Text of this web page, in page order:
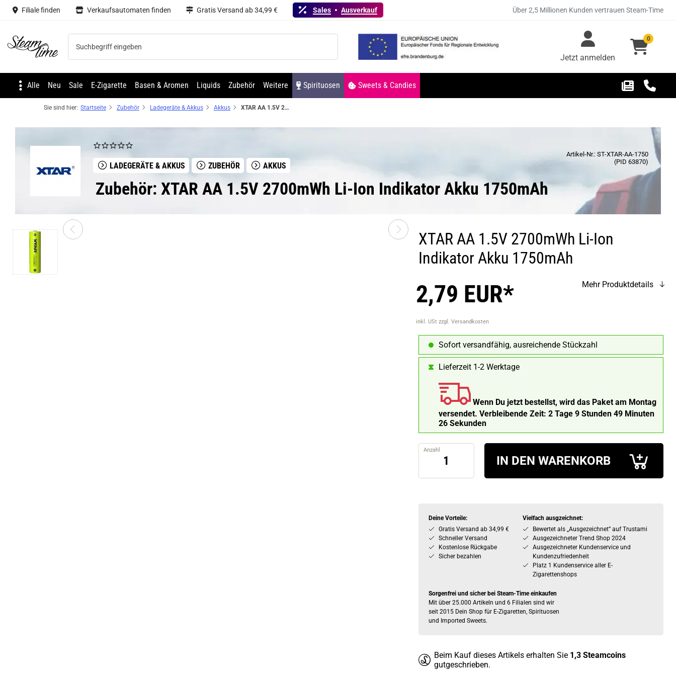
Filiale finden Verkaufsautomaten finden Gratis Versand ab 34,99 € Sales Ausverkauf Über 2,5 Millionen Kunden vertrauen Steam-Time
Steam time Jetzt anmelden
0
Alle Neu Sale E-Zigarette Basen & Aromen Liquids Zubehör Weitere Spirituosen Sweets & Candies
Sie sind hier: Startseite Zubehör Ladegeräte & Akkus Akkus XTAR AA 1.5V 2700mWh Li-Ion Indikator Akku 1750mAh
LADEGERÄTE & AKKUS ZUBEHÖR AKKUS
Artikel-Nr.: ST-XTAR-AA-1750
(PID 63870)
Zubehör: XTAR AA 1.5V 2700mWh Li-Ion Indikator Akku 1750mAh
XTAR AA 1.5V 2700mWh Li-Ion
Indikator Akku 1750mAh
2,79 EUR*
inkl. USt zzgl. Versandkosten
Mehr Produktdetails
Sofort versandfähig, ausreichende Stückzahl
Lieferzeit 1-2 Werktage
Wenn Du jetzt bestellst, wird das Paket am Montag
versendet. Verbleibende Zeit: 2 Tage 9 Stunden 49 Minuten
25 Sekunden
Anzahl
IN DEN WARENKORB
Deine Vorteile:
Gratis Versand ab 34,99 €
Schneller Versand
Kostenlose Rückgabe
Sicher bezahlen
Vielfach ausgzeichnet:
Bewertet als „Ausgezeichnet” auf Trustami
Ausgezeichneter Trend Shop 2024
Ausgezeichneter Kundenservice und
Kundenzufriedenheit
Platz 1 Kundenservice aller E-
Zigarettenshops
Sorgenfrei und sicher bei Steam-Time einkaufen
Mit über 25.000 Artikeln und 6 Filialen sind wir
seit 2015 Dein Shop für E-Zigaretten, Spirituosen
und Imported Sweets.
Beim Kauf dieses Artikels erhalten Sie 1,3 Steamcoins
gutgeschrieben.